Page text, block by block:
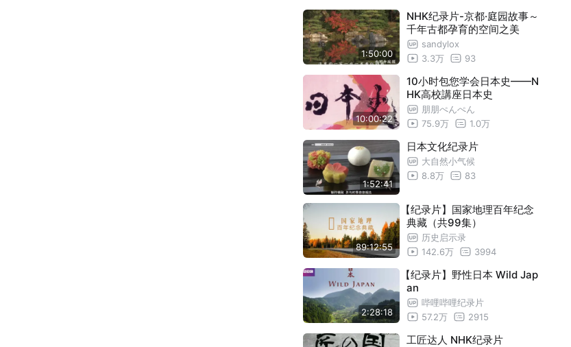
加拉霍奈国家公园 24:55
顺化的建筑群 24:55
雅典卫城
古都大城 24:55
杜米托尔国家公园
王后阶梯井
马丘比丘遗址
辛特拉文化景观
尼罗河之旅1 从一滴冰川水到黄金之国
尼罗河之旅2 沉于海底的克利奥帕特拉宫
24:55
东伦内尔岛
辛哈拉加森林保护区
豪勋爵群岛 24:55
马德拉岛上的阔叶树林
阿尔勒城的古罗马建筑
皮通山保护区
1:50:00
NHK纪录片-京都·庭园故事～
千年古都孕育的空间之美
sandylox
3.3万
93
10:00:22
10小时包您学会日本史——N
HK高校講座日本史
朋朋ぺんぺん
75.9万
1.0万
1:52:41
日本文化纪录片
大自然小气候
8.8万
83
89:12:55
【纪录片】国家地理百年纪念
典藏（共99集）
历史启示录
142.6万
3994
2:28:18
【纪录片】野性日本 Wild Jap
an
哔哩哔哩纪录片
57.2万
2915
工匠达人 NHK纪录片